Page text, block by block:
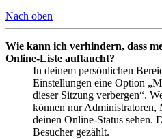
Nach oben
Wie kann ich verhindern, dass
Online-Liste auftaucht?
In deinem persönlichen
Einstellungen eine Option
dieser Sitzung verbergen“.
können nur Administratoren,
deinen Online-Status sehen.
Besucher gezählt.